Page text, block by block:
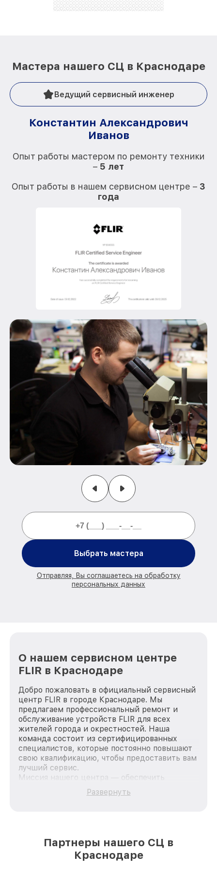
Мастера нашего СЦ в Краснодаре
Ведущий сервисный инженер
Константин Александрович
Иванов
Опыт работы мастером по ремонту техники
– 5 лет
Опыт работы в нашем сервисном центре – 3
года
Выбрать мастера
Отправляя, Вы соглашаетесь на обработку
персональных данных
О нашем сервисном центре
FLIR в Краснодаре
Добро пожаловать в официальный сервисный
центр FLIR в городе Краснодаре. Мы
предлагаем профессиональный ремонт и
обслуживание устройств FLIR для всех
жителей города и окрестностей. Наша
команда состоит из сертифицированных
специалистов, которые постоянно повышают
свою квалификацию, чтобы предоставить вам
лучший сервис.
Миссия нашего центра — обеспечить
качественный и доступный ремонт для
каждого пользователя продукции FLIR, вне
лучшим сервисным центром FLIR в городе
Краснодаре, постоянно повышая уровень
Развернуть
Партнеры нашего СЦ в
Краснодаре